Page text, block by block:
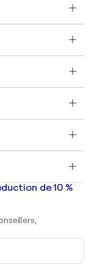
de 10 %